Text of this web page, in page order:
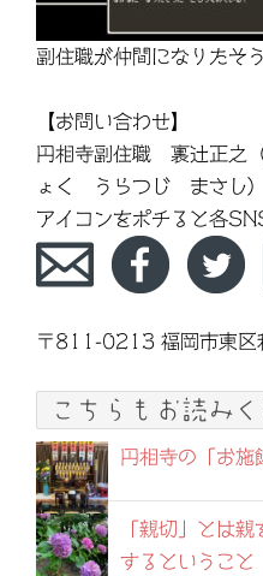
副住職が仲間になりたそ
【お問い合わせ】
円相寺副住職 裏辻正之
ょく うらつじ まさし）
アイコンをポチると各
〒811-0213 福岡市東
こちらもお読み
円相寺の「お施
「親切」とは
するということ